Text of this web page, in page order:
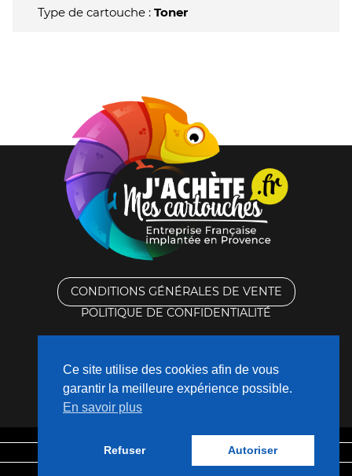
Type de cartouche : Toner
CONDITIONS GÉNÉRALES DE VENTE
POLITIQUE DE CONFIDENTIALITÉ
CONTACTEZ-NOUS
Mentions légales
Ce site utilise des cookies afin de vous
garantir la meilleure expérience possible.
En savoir plus
Refuser Autoriser